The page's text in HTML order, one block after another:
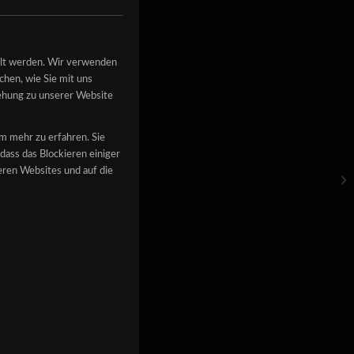
werden. Wir verwenden
wie Sie mit uns
zu unserer Website
mehr zu erfahren. Sie
das Blockieren einiger
Websites und auf die
bereit
Jahr war
Das ging
euch mit
A
important